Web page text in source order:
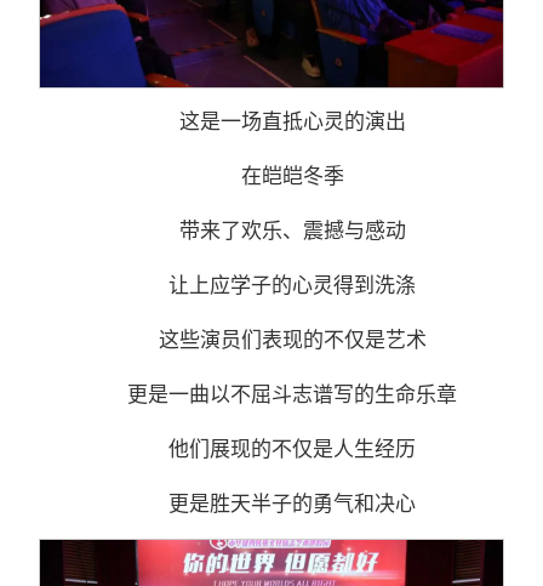
这是一场直抵心灵的演出
在皑皑冬季
带来了欢乐、震撼与感动
让上应学子的心灵得到洗涤
这些演员们表现的不仅是艺术
更是一曲以不屈斗志谱写的生命乐章
他们展现的不仅是人生经历
更是胜天半子的勇气和决心